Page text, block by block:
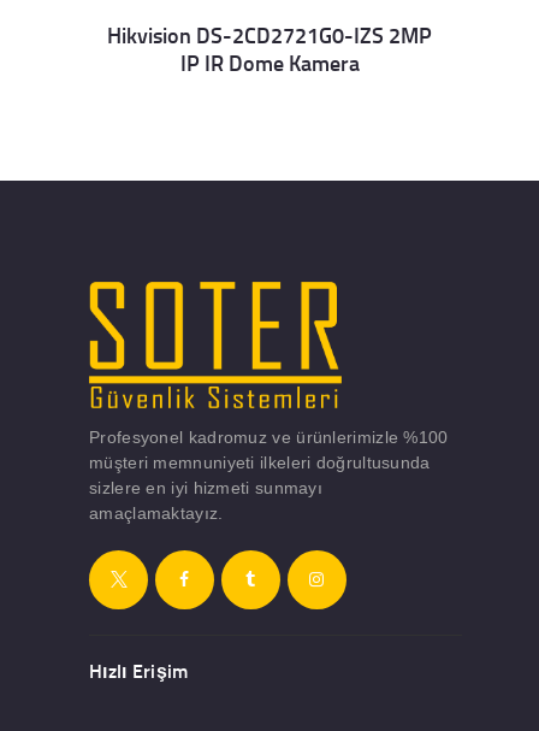
Details
Hikvision DS-2CD2721G0-IZS 2MP
IP IR Dome Kamera
Profesyonel kadromuz ve ürünlerimizle %100
müşteri memnuniyeti ilkeleri doğrultusunda
sizlere en iyi hizmeti sunmayı
amaçlamaktayız.
Hızlı Erişim